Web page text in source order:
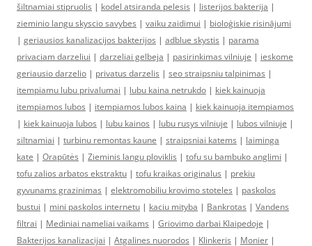
šiltnamiai stipruolis | kodel atsiranda pelesis | listerijos bakterija |
zieminio langu skyscio savybes | vaiku zaidimui | bioloģiskie risinājumi
| geriausios kanalizacijos bakterijos | adblue skystis | parama
privaciam darzeliui | darzeliai gelbeja | pasirinkimas vilniuje | ieskome
geriausio darzelio | privatus darzelis | seo straipsniu talpinimas |
itempiamu lubu privalumai | lubu kaina netrukdo | kiek kainuoja
itempiamos lubos | itempiamos lubos kaina | kiek kainuoja itempiamos
| kiek kainuoja lubos | lubu kainos | lubu rusys vilniuje | lubos vilniuje |
siltnamiai | turbinu remontas kaune | straipsniai katems | laiminga
kate | Orapūtės | Zieminis langu ploviklis | tofu su bambuko anglimi |
tofu zalios arbatos ekstraktu | tofu kraikas originalus | prekiu
gyvunams grazinimas | elektromobiliu krovimo stoteles | paskolos
bustui | mini paskolos internetu | kaciu mityba | Bankrotas | Vandens
filtrai | Mediniai nameliai vaikams | Griovimo darbai Klaipedoje |
Bakterijos kanalizacijai | Atgalines nuorodos | Klinkeris | Monier |